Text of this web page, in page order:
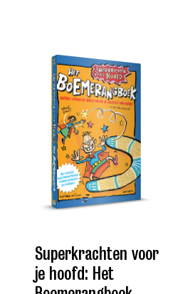
Superkrachten voor
je hoofd: Het